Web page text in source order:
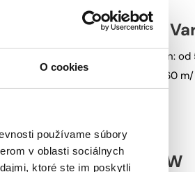
O cookies
používame súbory
v oblasti sociálnych
ktoré ste im poskytli
MU-H/S
Potrebný hnací výkon:
Pracovná šírka: 1,40 m/ 1,60
MU-W